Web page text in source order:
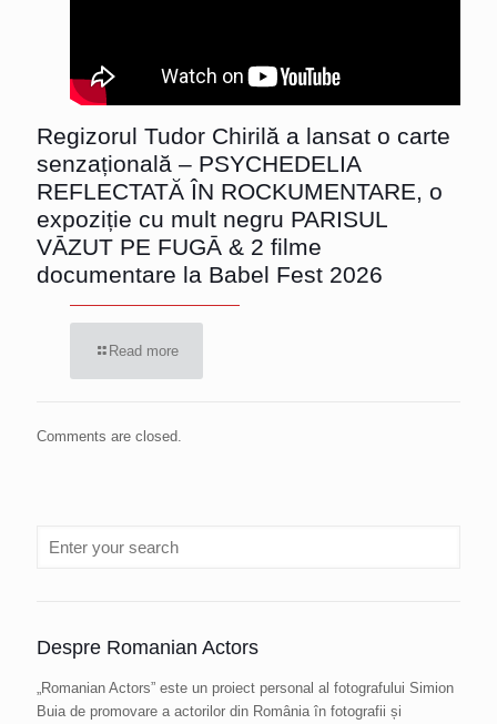
Regizorul Tudor Chirilă a lansat o carte
senzațională – PSYCHEDELIA
REFLECTATĂ ÎN ROCKUMENTARE, o
expoziție cu mult negru PARISUL
VĀZUT PE FUGĀ & 2 filme
documentare la Babel Fest 2026
Read more
Comments are closed.
Despre Romanian Actors
„Romanian Actors” este un proiect personal al fotografului Simion
Buia de promovare a actorilor din România în fotografii și